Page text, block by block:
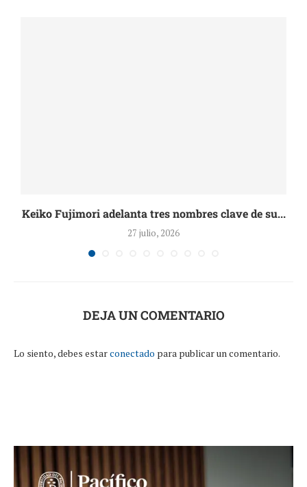
Keiko Fujimori adelanta tres nombres clave de su...
27 julio, 2026
DEJA UN COMENTARIO
Lo siento, debes estarconectado para publicar un comentario.